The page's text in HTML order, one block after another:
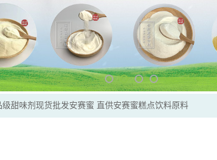
级甜味剂现货批发安赛蜜 直供安赛蜜糕点饮料原料